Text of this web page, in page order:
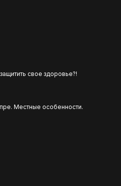
свое здоровье?!
Местные особенности.